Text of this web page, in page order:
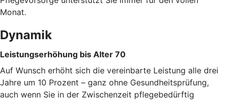
Monat.
Dynamik
Leistungserhöhung bis Alter 70
Auf Wunsch erhöht sich die vereinbarte Leistung alle drei
Jahre um 10 Prozent – ganz ohne Gesundheitsprüfung,
auch wenn Sie in der Zwischenzeit pflegebedürftig